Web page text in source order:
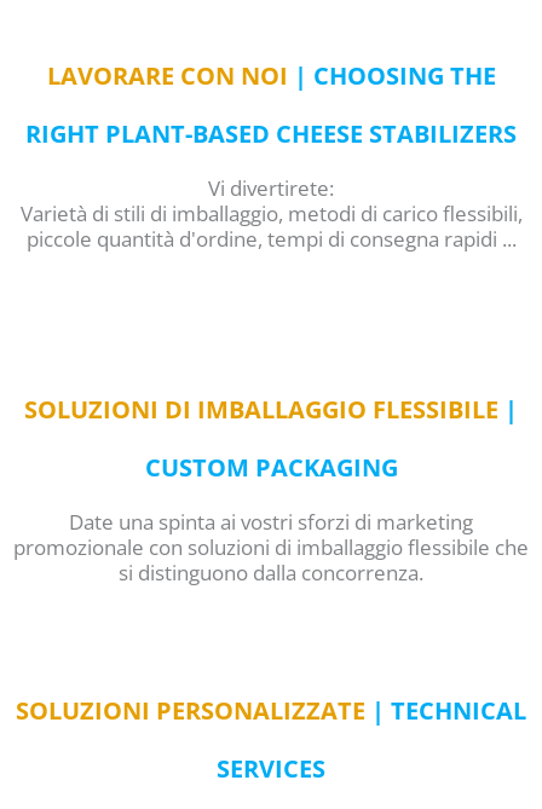
LAVORARE CON NOI | CHOOSING THE
RIGHT PLANT-BASED CHEESE STABILIZERS
Vi divertirete:
Varietà di stili di imballaggio, metodi di carico flessibili,
piccole quantità d'ordine, tempi di consegna rapidi ...
SOLUZIONI DI IMBALLAGGIO FLESSIBILE |
CUSTOM PACKAGING
Date una spinta ai vostri sforzi di marketing
promozionale con soluzioni di imballaggio flessibile che
si distinguono dalla concorrenza.
SOLUZIONI PERSONALIZZATE | TECHNICAL
SERVICES